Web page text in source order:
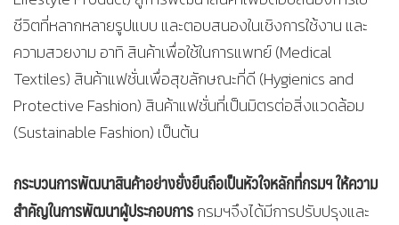
ชีวิตที่หลากหลายรูปแบบ และตอบสนองในเชิงการใช้งาน และ
ความสวยงาม อาทิ สินค้าเพื่อใช้ในการแพทย์ (Medical
Textiles) สินค้าแฟชั่นเพื่อสุขลักษณะที่ดี (Hygienics and
Protective Fashion) สินค้าแฟชั่นที่เป็นมิตรต่อสิ่งแวดล้อม
(Sustainable Fashion) เป็นต้น
กระบวนการพัฒนาสินค้าอย่างยั่งยืนถือเป็นหัวใจหลักที่กรมฯ ให้ความ
สำคัญในการพัฒนาผู้ประกอบการกรมฯจึงได้มีการปรับปรุงและ